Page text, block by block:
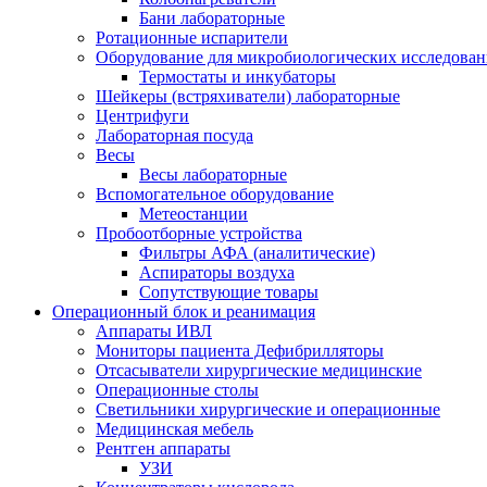
Бани лабораторные
Ротационные испарители
Оборудование для микробиологических
Термостаты и инкубаторы
Шейкеры (встряхиватели) лабораторные
Центрифуги
Лабораторная посуда
Весы
Весы лабораторные
Вспомогательное оборудование
Метеостанции
Пробоотборные устройства
Фильтры АФА (аналитические)
Аспираторы воздуха
Сопутствующие товары
Операционный блок и реанимация
Аппараты ИВЛ
Мониторы пациента Дефибрилляторы
Отсасыватели хирургические медицинские
Операционные столы
Светильники хирургические и операционные
Медицинская мебель
Рентген аппараты
УЗИ